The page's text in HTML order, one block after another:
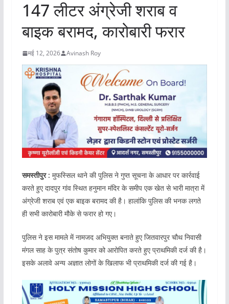
147 लीटर अंग्रेजी शराब व
बाइक बरामद, कारोबारी फरार
मई 12, 2026 Avinash Roy
समस्तीपुर : मुफस्सिल थाने की पुलिस ने गुप्त सूचना के आधार पर कार्रवाई
करते हुए दादपुर गांव स्थित हनुमान मंदिर के समीप एक खेत से भारी मात्रा में
अंग्रेजी शराब एवं एक बाइक बरामद की है। हालांकि पुलिस की भनक लगते
ही सभी कारोबारी मौके से फरार हो गए।
पुलिस ने इस मामले में नामजद अभियुक्त बनाते हुए जितवारपुर चौथ निवासी
मंगल साह के पुत्र संतोष कुमार को आरोपित करते हुए प्राथमिकी दर्ज की है।
इसके अलावे अन्य अज्ञात लोगों के खिलाफ भी प्राथमिकी दर्ज की गई है।